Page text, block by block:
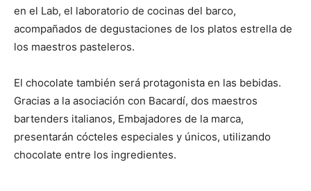
en el Lab, el laboratorio de cocinas del barco,
acompañados de degustaciones de los platos estrella de
los maestros pasteleros.
El chocolate también será protagonista en las bebidas.
Gracias a la asociación con Bacardí, dos maestros
bartenders italianos, Embajadores de la marca,
presentarán cócteles especiales y únicos, utilizando
chocolate entre los ingredientes.